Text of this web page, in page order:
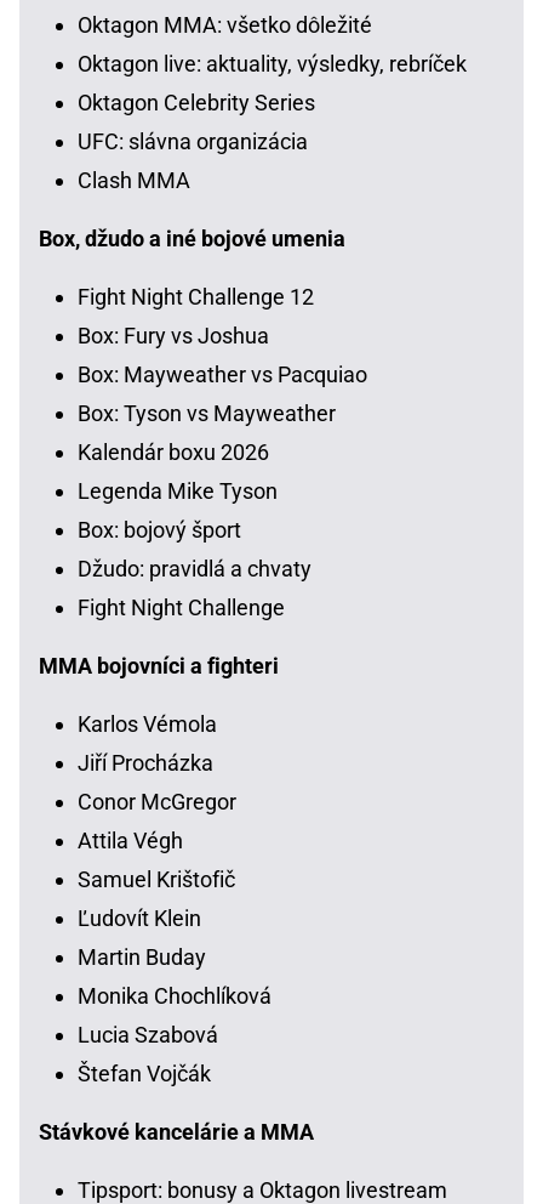
Oktagon MMA: všetko dôležité
Oktagon live: aktuality, výsledky, rebríček
Oktagon Celebrity Series
UFC: slávna organizácia
Clash MMA
Box, džudo a iné bojové umenia
Fight Night Challenge 12
Box: Fury vs Joshua
Box: Mayweather vs Pacquiao
Box: Tyson vs Mayweather
Kalendár boxu 2026
Legenda Mike Tyson
Box: bojový šport
Džudo: pravidlá a chvaty
Fight Night Challenge
MMA bojovníci a fighteri
Karlos Vémola
Jiří Procházka
Conor McGregor
Attila Végh
Samuel Krištofič
Ľudovít Klein
Martin Buday
Monika Chochlíková
Lucia Szabová
Štefan Vojčák
Stávkové kancelárie a MMA
Tipsport: bonusy a Oktagon livestream